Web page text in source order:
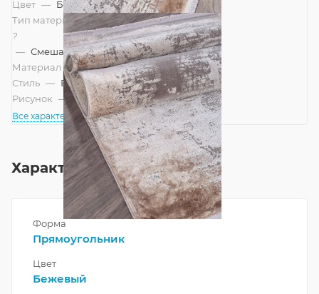
Цвет — Бежевый
Тип материала
?
— Смешанный
Материал — Акрил
Стиль — Винтажный, Восточный
Рисунок — Классический
Все характеристики
Характеристики
Форма
Прямоугольник
Цвет
Бежевый